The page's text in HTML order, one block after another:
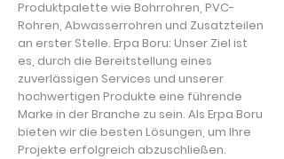
Produktpalette wie Bohrrohren, PVC-
Rohren, Abwasserrohren und Zusatzteilen
an erster Stelle. Erpa Boru: Unser Ziel ist
es, durch die Bereitstellung eines
zuverlässigen Services und unserer
hochwertigen Produkte eine führende
Marke in der Branche zu sein. Als Erpa Boru
bieten wir die besten Lösungen, um Ihre
Projekte erfolgreich abzuschließen.